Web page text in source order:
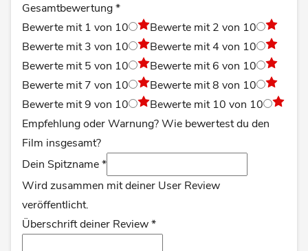
Gesamtbewertung*
Bewerte mit 1 von 10
Bewerte mit 2 von 10
Bewerte mit 3 von 10
Bewerte mit 4 von 10
Bewerte mit 5 von 10
Bewerte mit 6 von 10
Bewerte mit 7 von 10
Bewerte mit 8 von 10
Bewerte mit 9 von 10
Bewerte mit 10 von 10
Empfehlung oder Warnung? Wie bewertest du den
Film insgesamt?
Dein Spitzname*
Wird zusammen mit deiner User Review
veröffentlicht.
Überschrift deiner Review*